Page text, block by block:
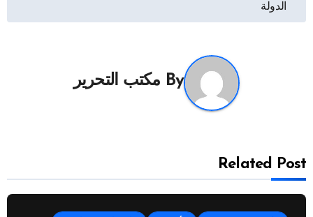
الدولة
By مكتب التحرير
Related Post